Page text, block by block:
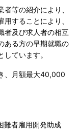
等の紹介により、
することにより、
者及び求人者の相互
ある方の早期就職の
ています。
、月額最大40,000
難者雇用開発助成